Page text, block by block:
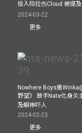
投入险拉伤Cloud 被提
2024-03-22
更多
Nowhere Boys邀
野望》 鼓手Nate化身关
及眼神吓人
2024-02-23
更多